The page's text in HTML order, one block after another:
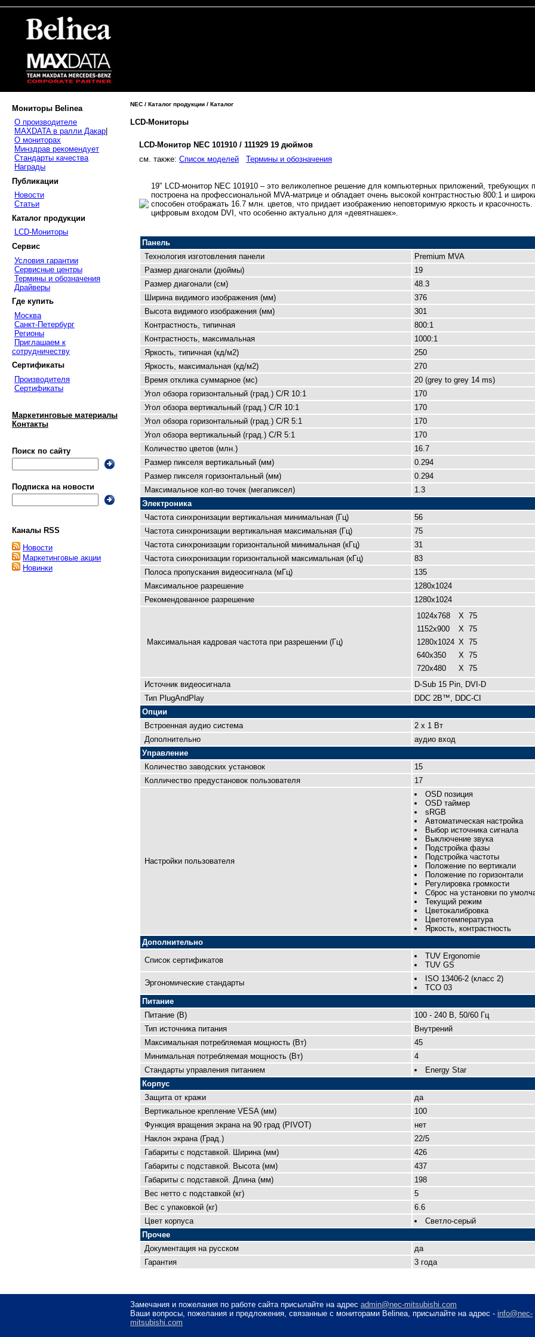
Мониторы Belinea
О производителе
MAXDATA в ралли Дакар
О мониторах
Минздрав рекомендует
Стандарты качества
Награды
Публикации
Новости
Статьи
Каталог продукции
LCD-Мониторы
Сервис
Условия гарантии
Сервисные центры
Термины и обозначения
Драйверы
Где купить
Москва
Санкт-Петербург
Регионы
Приглашаем к
сотрудничеству
Сертификаты
Производителя
Сертификаты
Маркетинговые материалы
Контакты
Поиск по сайту
Подписка на новости
Каналы RSS
Новости
Маркетинговые акции
Новинки
NEC / Каталог продукции / Каталог
LCD-Мониторы
LCD-Монитор NEC 101910 / 111929 19 дюймов
cм. также: Список моделей Термины и обозначения
19" LCD-монитор NEC 101910 – это великолепное решение для компьютерных приложений, требующих
построена на профессиональной MVA-матрице и обладает очень высокой контрастностью 800:1 и
способен отображать 16.7 млн. цветов, что придает изображению неповторимую яркость и
цифровым входом DVI, что особенно актуально для «девятнашек».
Панель
Технология изготовления панели
Premium MVA
Размер диагонали (дюймы)
19
Размер диагонали (см)
48.3
Ширина видимого изображения (мм)
376
Высота видимого изображения (мм)
301
Контрастность, типичная
800:1
Контрастность, максимальная
1000:1
Яркость, типичная (кд/м2)
250
Яркость, максимальная (кд/м2)
270
Время отклика суммарное (мс)
20 (grey to grey 14 ms)
Угол обзора горизонтальный (град.) C/R 10:1
170
Угол обзора вертикальный (град.) C/R 10:1
170
Угол обзора горизонтальный (град.) C/R 5:1
170
Угол обзора вертикальный (град.) C/R 5:1
170
Количество цветов (млн.)
16.7
Размер пикселя вертикальный (мм)
0.294
Размер пикселя горизонтальный (мм)
0.294
Максимальное кол-во точек (мегапиксел)
1.3
Электроника
Частота синхронизации вертикальная минимальная (Гц)
56
Частота синхронизации вертикальная максимальная (Гц)
75
Частота синхронизации горизонтальной минимальная (кГц)
31
Частота синхронизации горизонтальной максимальная (кГц)
83
Полоса пропускания видеосигнала (мГц)
135
Максимальное разрешение
1280x1024
Рекомендованное разрешение
1280x1024
Максимальная кадровая чaстота при разрешении (Гц)
1024x768 X 75
1152х900
X 75
1280x1024 X 75
640x350
X 75
720x480
X 75
Источник видеосигнала
D-Sub 15 Pin, DVI-D
Тип PlugAndPlay
DDC 2B™, DDC-CI
Опции
Встроенная аудио система
2 x 1 Вт
Дополнительно
аудио вход
Управление
Количество заводских установок
15
Колличество предустановок пользователя
17
Настройки пользователя
OSD позиция
OSD таймер
sRGB
Автоматическая настройка
Выбор источника сигнала
Выключение звука
Подстройка фазы
Подстройка частоты
Положение по вертикали
Положение по горизонтали
Регулировка громкости
Сброс на установки по
Текущий режим
Цветокалибровка
Цветотемпература
Яркость, контрастность
Дополнительно
Список сертификатов
TUV Ergonomie
TUV GS
Эргономические стандарты
ISO 13406-2 (класс 2)
TCO 03
Питание
Питание (В)
100 - 240 B, 50/60 Гц
Тип источника питания
Внутрений
Максимальная потребляемая мощность (Вт)
45
Минимальная потребляемая мощность (Вт)
4
Cтандарты управления питанием
Energy Star
Корпус
Защита от кражи
да
Вертикальное крепление VESA (мм)
100
Функция вращения экрана на 90 град (PIVOT)
нет
Наклон экрана (Град.)
22/5
Габариты с подставкой. Ширина (мм)
426
Габариты с подставкой. Высота (мм)
437
Габариты с подставкой. Длина (мм)
198
Вес нетто с подставкой (кг)
5
Вес с упаковкой (кг)
6.6
Цвет корпуса
Светло-серый
Прочее
Документация на русском
да
Гарантия
3 года
Замечания и пожелания по работе сайта присылайте на адрес admin@nec-mitsubishi.com
Ваши вопросы, пожелания и предложения, связанные с мониторами Belinea, присылайте на адрес - info@nec-
mitsubishi.com